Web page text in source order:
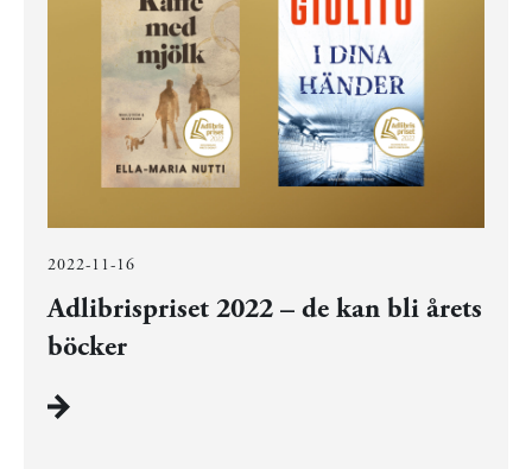
2022-11-16
Adlibrispriset 2022 – de kan bli årets
böcker